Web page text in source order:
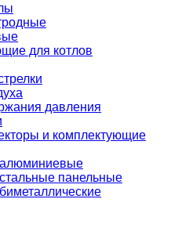
для котлов
давления
и комплектующие
панельные